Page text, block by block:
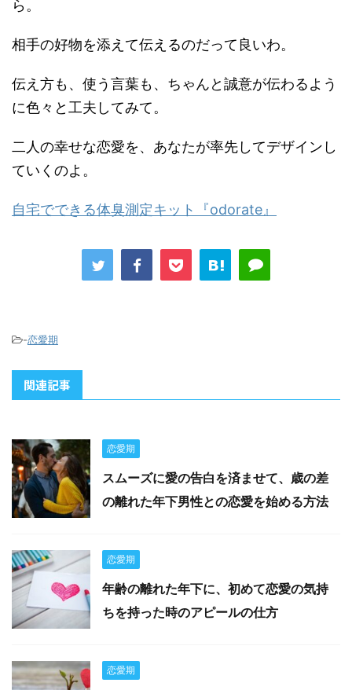
ら。
相手の好物を添えて伝えるのだって良いわ。
伝え方も、使う言葉も、ちゃんと誠意が伝わるよう
に色々と工夫してみて。
二人の幸せな恋愛を、あなたが率先してデザインし
ていくのよ。
自宅でできる体臭測定キット『odorate』
-恋愛期
関連記事
恋愛期
スムーズに愛の告白を済ませて、歳の差
の離れた年下男性との恋愛を始める方法
恋愛期
年齢の離れた年下に、初めて恋愛の気持
ちを持った時のアピールの仕方
恋愛期